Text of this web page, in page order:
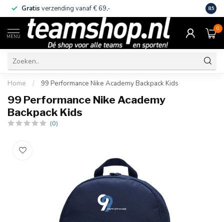
Gratis verzending vanaf € 69,- Eigen
8.5
MENU
0
Home / 99 Performance Nike Academy Backpack Kids
99 Performance Nike Academy
Backpack Kids
(0)